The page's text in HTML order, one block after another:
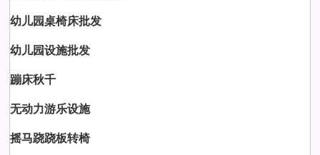
幼儿园桌椅床批发
幼儿园设施批发
蹦床秋千
无动力游乐设施
摇马跷跷板转椅